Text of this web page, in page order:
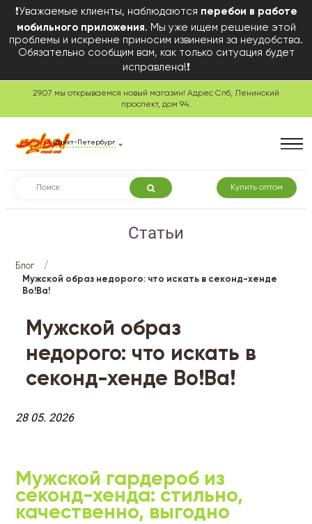
❗Уважаемые клиенты, наблюдаются перебои в работе
мобильного приложения. Мы уже ищем решение этой
проблемы и искренне приносим извинения за неудобства.
Обязательно сообщим вам, как только ситуация будет
исправлена!❗
29.07 мы открываемся новый магазин! Адрес Спб, Ленинский
проспект, дом 94.
Санкт-Петербург
Купить оптом
Статьи
Блог /
Мужской образ недорого: что искать в секонд-хенде
Во!Ва!
Мужской образ
недорого: что искать в
секонд-хенде Во!Ва!
28 05. 2026
Мужской гардероб из
секонд-хенда: стильно,
качественно, выгодно